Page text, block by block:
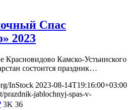
Спас
2023
Красновидово Камско-Устьинского
состоится праздник…
InStock 2023-08-14T19:16:00+03:00
prazdnik-jablochnyj-spas-v-
3K 36